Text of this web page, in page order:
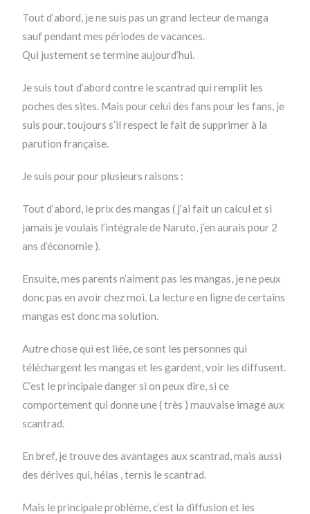
Tout d’abord, je ne suis pas un grand lecteur de manga
sauf pendant mes périodes de vacances.
Qui justement se termine aujourd’hui.
Je suis tout d’abord contre le scantrad qui remplit les
poches des sites. Mais pour celui des fans pour les fans, je
suis pour, toujours s’il respect le fait de supprimer à la
parution française.
Je suis pour pour plusieurs raisons :
Tout d’abord, le prix des mangas ( j’ai fait un calcul et si
jamais je voulais l’intégrale de Naruto, j’en aurais pour 2
ans d’économie ).
Ensuite, mes parents n’aiment pas les mangas, je ne peux
donc pas en avoir chez moi. La lecture en ligne de certains
mangas est donc ma solution.
Autre chose qui est liée, ce sont les personnes qui
téléchargent les mangas et les gardent, voir les diffusent.
C’est le principale danger si on peux dire, si ce
comportement qui donne une ( très ) mauvaise image aux
scantrad.
En bref, je trouve des avantages aux scantrad, mais aussi
des dérives qui, hélas , ternis le scantrad.
Mais le principale problème, c’est la diffusion et les